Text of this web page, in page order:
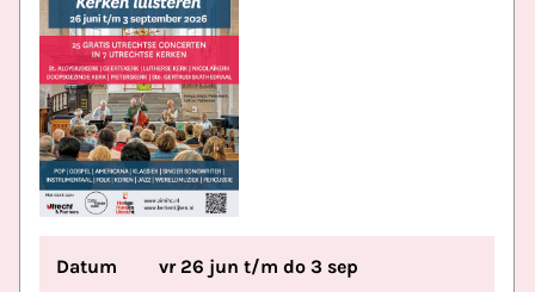
Datum vr 26 jun t/m do 3 sep